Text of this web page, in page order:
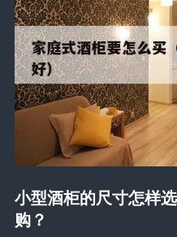
小型酒柜的尺寸怎样
购？